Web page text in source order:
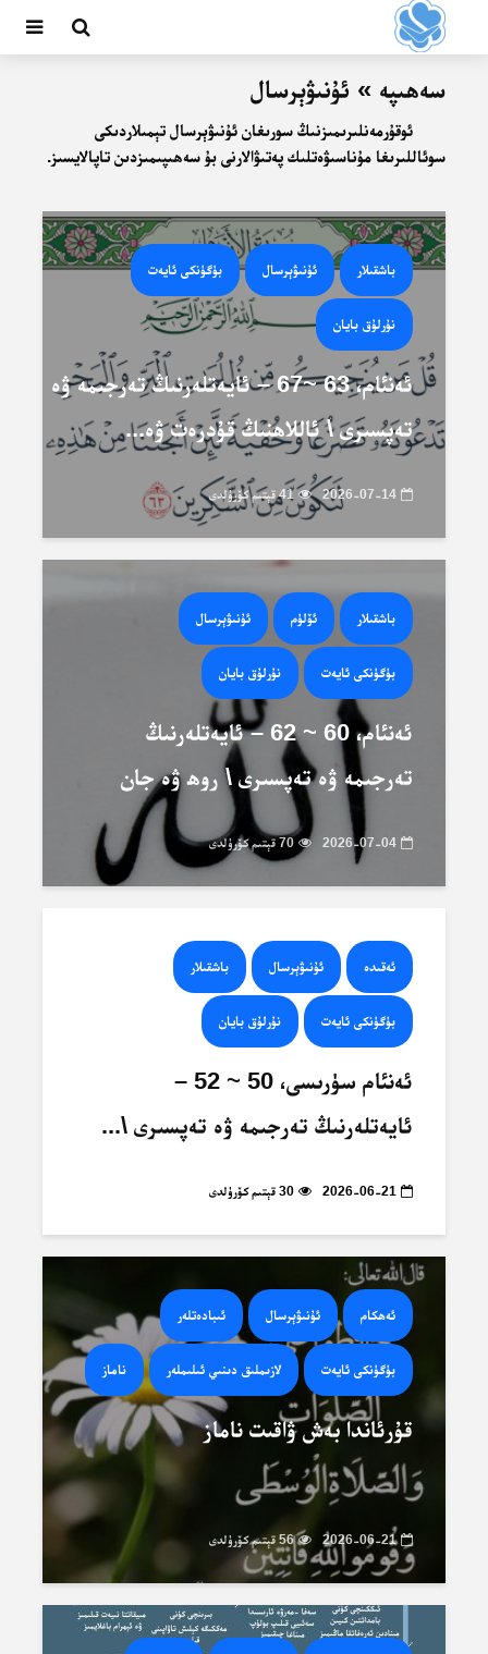
سەھىپە » ئۇنىۋېرسال
ئوقۇرمەنلىرىمىزنىڭ سورىغان ئۇنىۋېرسال تېمىلاردىكى
سوئاللىرىغا مۇناسىۋەتلىك پەتىۋالارنى بۇ سەھىپىمىزدىن تاپالايسىز.
باشقىلار ئۇنىۋېرسال بۈگۈنكى ئايەت
نۇرلۇق بايان
ئەنئام، 63 ~67 – ئايەتلەرنىڭ تەرجىمە ۋە
تەپسىرى \ ئاللاھنىڭ قۇدرەت ۋە...
2026-07-14 41 قېتىم كۆرۈلدى
باشقىلار ئۆلۈم ئۇنىۋېرسال
بۈگۈنكى ئايەت نۇرلۇق بايان
ئەنئام، 60 ~ 62 – ئايەتلەرنىڭ
تەرجىمە ۋە تەپسىرى \ روھ ۋە جان
2026-07-04 70 قېتىم كۆرۈلدى
ئەقىدە ئۇنىۋېرسال باشقىلار
بۈگۈنكى ئايەت نۇرلۇق بايان
ئەنئام سۈرىسى، 50 ~ 52 –
ئايەتلەرنىڭ تەرجىمە ۋە تەپسىرى \...
2026-06-21 30 قېتىم كۆرۈلدى
ئەھكام ئۇنىۋېرسال ئىبادەتلەر
بۈگۈنكى ئايەت لازىملىق دىنىي ئىلىملەر ناماز
قۇرئاندا بەش ۋاقىت ناماز
2026-06-21 56 قېتىم كۆرۈلدى